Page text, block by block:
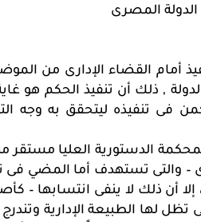
المصرى
أمام القضاء الإدارى من
, ذلك أن تنفيذ الحكم هو
فى تنفيذه ليتحقق به وجه
الدستورية العليا مستقر
– والتى تستهدف أما المضي
، إلا أن ذلك لا ينفى انتسابها
تظل لها الطبيعة الإدارية